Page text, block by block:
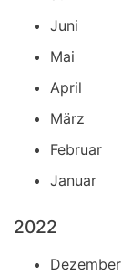
Juni
Mai
April
März
Februar
Januar
2022
Dezember